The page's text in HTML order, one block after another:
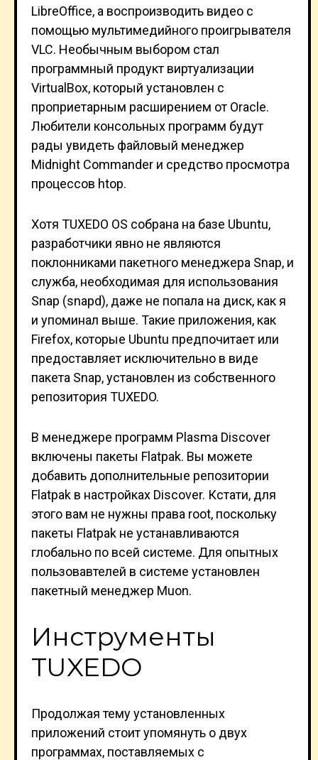
LibreOffice, а воспроизводить видео с
помощью мультимедийного проигрывателя
VLC. Необычным выбором стал
программный продукт виртуализации
VirtualBox, который установлен с
проприетарным расширением от Oracle.
Любители консольных программ будут
рады увидеть файловый менеджер
Midnight Commander и средство просмотра
процессов htop.
Хотя TUXEDO OS собрана на базе Ubuntu,
разработчики явно не являются
поклонниками пакетного менеджера Snap, и
служба, необходимая для использования
Snap (snapd), даже не попала на диск, как я
и упоминал выше. Такие приложения, как
Firefox, которые Ubuntu предпочитает или
предоставляет исключительно в виде
пакета Snap, установлен из собственного
репозитория TUXEDO.
В менеджере программ Plasma Discover
включены пакеты Flatpak. Вы можете
добавить дополнительные репозитории
Flatpak в настройках Discover. Кстати, для
этого вам не нужны права root, поскольку
пакеты Flatpak не устанавливаются
глобально по всей системе. Для опытных
пользовавтелей в системе установлен
пакетный менеджер Muon.
Инструменты
TUXEDO
Продолжая тему установленных
приложений стоит упомянуть о двух
программах, поставляемых с